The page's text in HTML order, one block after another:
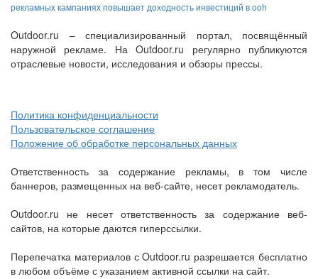
рекламных кампаниях повышает доходность инвестиций в ooh
Outdoor.ru – специализированный портал, посвящённый
наружной рекламе. На Outdoor.ru регулярно публикуются
отраслевые новости, исследования и обзоры прессы.
Политика конфиденциальности
Пользовательское соглашение
Положение об обработке персональных данных
Ответственность за содержание рекламы, в том числе
баннеров, размещенных на веб-сайте, несет рекламодатель.
Outdoor.ru не несет ответственность за содержание веб-
сайтов, на которые даются гиперссылки.
Перепечатка материалов с Outdoor.ru разрешается бесплатно
в любом объёме с указанием активной ссылки на сайт.